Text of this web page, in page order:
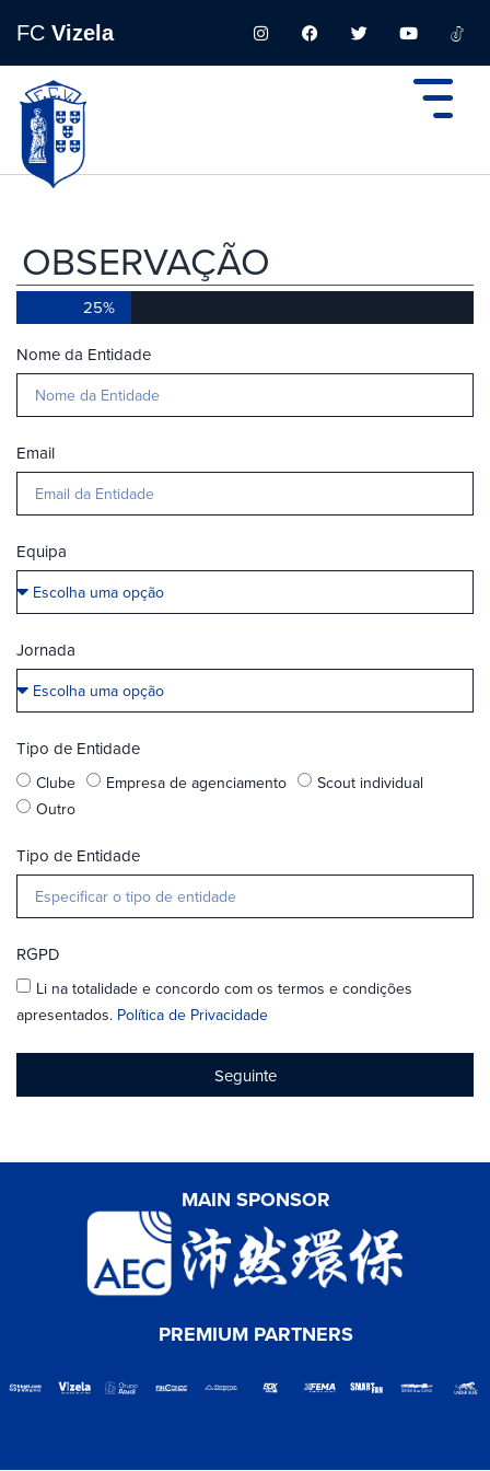
FC Vizela
OBSERVAÇÃO
25%
Nome da Entidade
Email
Equipa
Jornada
Tipo de Entidade
Clube Empresa de agenciamento
Scout individual
Outro
Tipo de Entidade
RGPD
Li na totalidade e concordo com os termos e condições
apresentados. Política de Privacidade
Seguinte
MAIN SPONSOR
PREMIUM PARTNERS